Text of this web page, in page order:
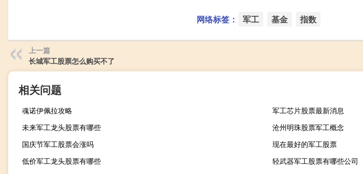
网络标签： 军工 基金 指数
上一篇
长城军工股票怎么购买不了
相关问题
魂诺伊佩拉攻略
军工芯片股票最新消息
未来军工龙头股票有哪些
沧州明珠股票军工概念
国庆节军工股票会涨吗
现在最好的军工股票
低价军工龙头股票有哪些
轻武器军工股票有哪些公司